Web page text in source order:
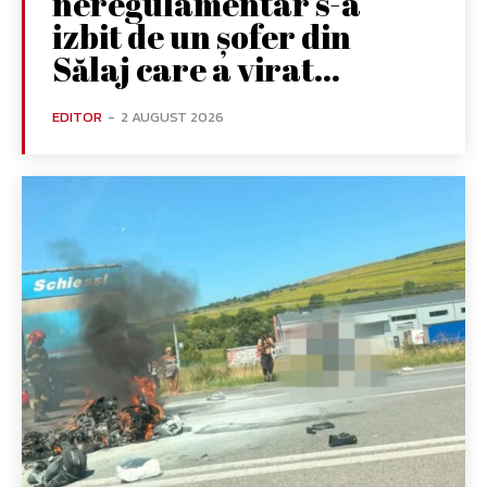
izbit de un șofer din
Sălaj care a virat...
EDITOR - 2 AUGUST 2026